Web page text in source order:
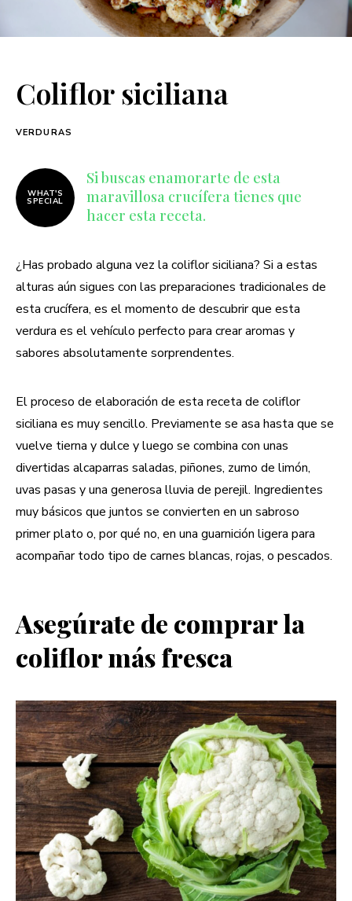
Coliflor siciliana
VERDURAS
WHAT'S
SPECIAL
Si buscas enamorarte de esta
maravillosa crucífera tienes que
hacer esta receta.
¿Has probado alguna vez la coliflor siciliana? Si a estas
alturas aún sigues con las preparaciones tradicionales de
esta crucífera, es el momento de descubrir que esta
verdura es el vehículo perfecto para crear aromas y
sabores absolutamente sorprendentes.
El proceso de elaboración de esta receta de coliflor
siciliana es muy sencillo. Previamente se asa hasta que se
vuelve tierna y dulce y luego se combina con unas
divertidas alcaparras saladas, piñones, zumo de limón,
uvas pasas y una generosa lluvia de perejil. Ingredientes
muy básicos que juntos se convierten en un sabroso
primer plato o, por qué no, en una guarnición ligera para
acompañar todo tipo de carnes blancas, rojas, o pescados.
Asegúrate de comprar la
coliflor más fresca